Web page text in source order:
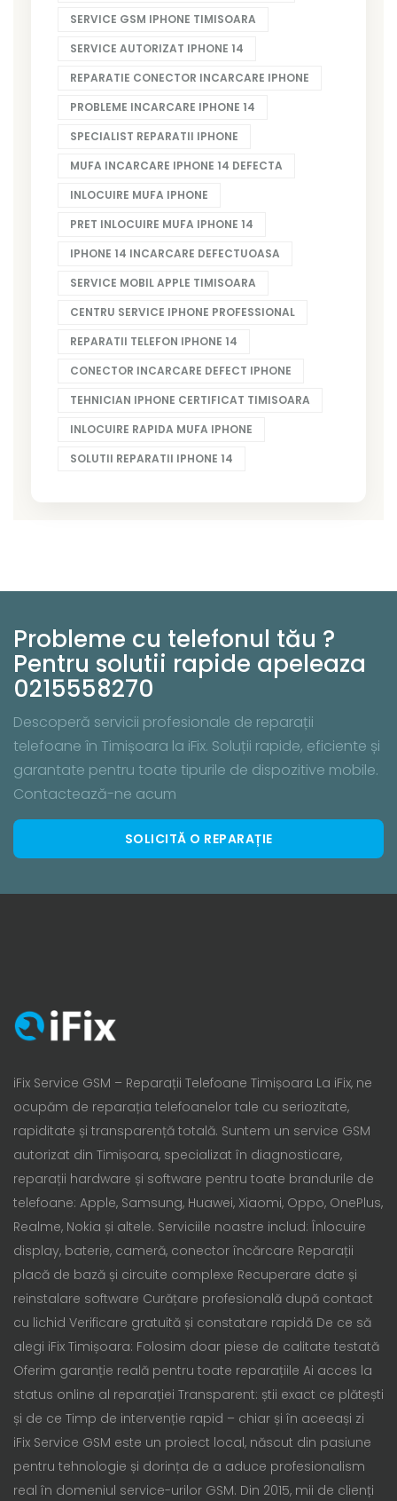
SERVICE GSM IPHONE TIMISOARA
SERVICE AUTORIZAT IPHONE 14
REPARATIE CONECTOR INCARCARE IPHONE
PROBLEME INCARCARE IPHONE 14
SPECIALIST REPARATII IPHONE
MUFA INCARCARE IPHONE 14 DEFECTA
INLOCUIRE MUFA IPHONE
PRET INLOCUIRE MUFA IPHONE 14
IPHONE 14 INCARCARE DEFECTUOASA
SERVICE MOBIL APPLE TIMISOARA
CENTRU SERVICE IPHONE PROFESSIONAL
REPARATII TELEFON IPHONE 14
CONECTOR INCARCARE DEFECT IPHONE
TEHNICIAN IPHONE CERTIFICAT TIMISOARA
INLOCUIRE RAPIDA MUFA IPHONE
SOLUTII REPARATII IPHONE 14
Probleme cu telefonul tău ?
Pentru solutii rapide apeleaza
0215558270
Descoperă servicii profesionale de reparații
telefoane în Timișoara la iFix. Soluții rapide, eficiente și
garantate pentru toate tipurile de dispozitive mobile.
Contactează-ne acum
SOLICITĂ O REPARAȚIE
iFix Service GSM – Reparații Telefoane Timișoara La iFix, ne
ocupăm de reparația telefoanelor tale cu seriozitate,
rapiditate și transparență totală. Suntem un service GSM
autorizat din Timișoara, specializat în diagnosticare,
reparații hardware și software pentru toate brandurile de
telefoane: Apple, Samsung, Huawei, Xiaomi, Oppo, OnePlus,
Realme, Nokia și altele. Serviciile noastre includ: Înlocuire
display, baterie, cameră, conector încărcare Reparații
placă de bază și circuite complexe Recuperare date și
reinstalare software Curățare profesională după contact
cu lichid Verificare gratuită și constatare rapidă De ce să
alegi iFix Timișoara: Folosim doar piese de calitate testată
Oferim garanție reală pentru toate reparațiile Ai acces la
status online al reparației Transparent: știi exact ce plătești
și de ce Timp de intervenție rapid – chiar și în aceeași zi
iFix Service GSM este un proiect local, născut din pasiune
pentru tehnologie și dorința de a aduce profesionalism
real în domeniul service-urilor GSM. Din 2015, mii de clienți